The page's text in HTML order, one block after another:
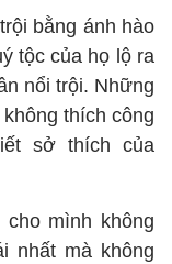
bằng ánh hào
tộc của họ lộ ra
nổi trội. Những
thích công
sở thích của
mình không
nhất mà không